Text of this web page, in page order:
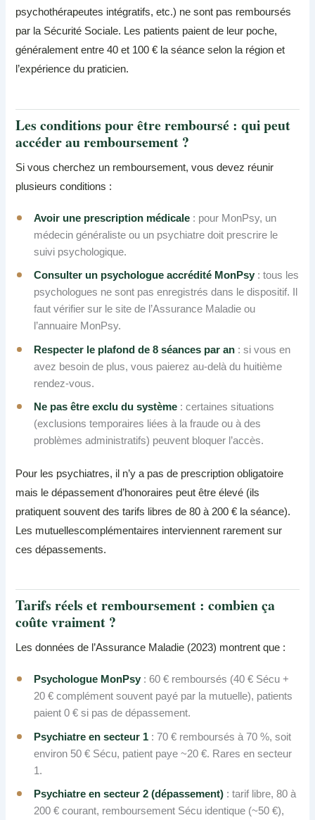
psychothérapeutes intégratifs, etc.) ne sont pas remboursés
par la Sécurité Sociale. Les patients paient de leur poche,
généralement entre 40 et 100 € la séance selon la région et
l’expérience du praticien.
Les conditions pour être remboursé : qui peut
accéder au remboursement ?
Si vous cherchez un remboursement, vous devez réunir
plusieurs conditions :
Avoir une prescription médicale : pour MonPsy, un
médecin généraliste ou un psychiatre doit prescrire le
suivi psychologique.
Consulter un psychologue accrédité MonPsy : tous les
psychologues ne sont pas enregistrés dans le dispositif. Il
faut vérifier sur le site de l’Assurance Maladie ou
l’annuaire MonPsy.
Respecter le plafond de 8 séances par an : si vous en
avez besoin de plus, vous paierez au-delà du huitième
rendez-vous.
Ne pas être exclu du système : certaines situations
(exclusions temporaires liées à la fraude ou à des
problèmes administratifs) peuvent bloquer l’accès.
Pour les psychiatres, il n’y a pas de prescription obligatoire
mais le dépassement d’honoraires peut être élevé (ils
pratiquent souvent des tarifs libres de 80 à 200 € la séance).
Les mutuellescomplémentaires interviennent rarement sur
ces dépassements.
Tarifs réels et remboursement : combien ça
coûte vraiment ?
Les données de l’Assurance Maladie (2023) montrent que :
Psychologue MonPsy : 60 € remboursés (40 € Sécu +
20 € complément souvent payé par la mutuelle), patients
paient 0 € si pas de dépassement.
Psychiatre en secteur 1 : 70 € remboursés à 70 %, soit
environ 50 € Sécu, patient paye ~20 €. Rares en secteur
1.
Psychiatre en secteur 2 (dépassement) : tarif libre, 80 à
200 € courant, remboursement Sécu identique (~50 €),